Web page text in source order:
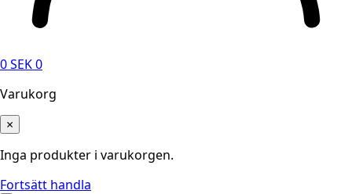
0SEK0
Varukorg
×
Inga produkter i varukorgen.
Fortsätt handla